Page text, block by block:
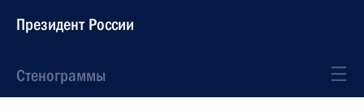
Президент России
Стенограммы